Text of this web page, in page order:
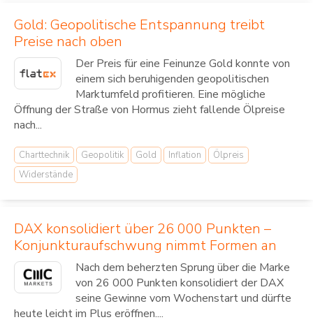
Gold: Geopolitische Entspannung treibt
Preise nach oben
Der Preis für eine Feinunze Gold konnte von
einem sich beruhigenden geopolitischen
Marktumfeld profitieren. Eine mögliche
Öffnung der Straße von Hormus zieht fallende Ölpreise
nach...
Charttechnik Geopolitik Gold Inflation
Ölpreis
Widerstände
DAX konsolidiert über 26 000 Punkten –
Konjunkturaufschwung nimmt Formen an
Nach dem beherzten Sprung über die Marke
von 26 000 Punkten konsolidiert der DAX
seine Gewinne vom Wochenstart und dürfte
heute leicht im Plus eröffnen....